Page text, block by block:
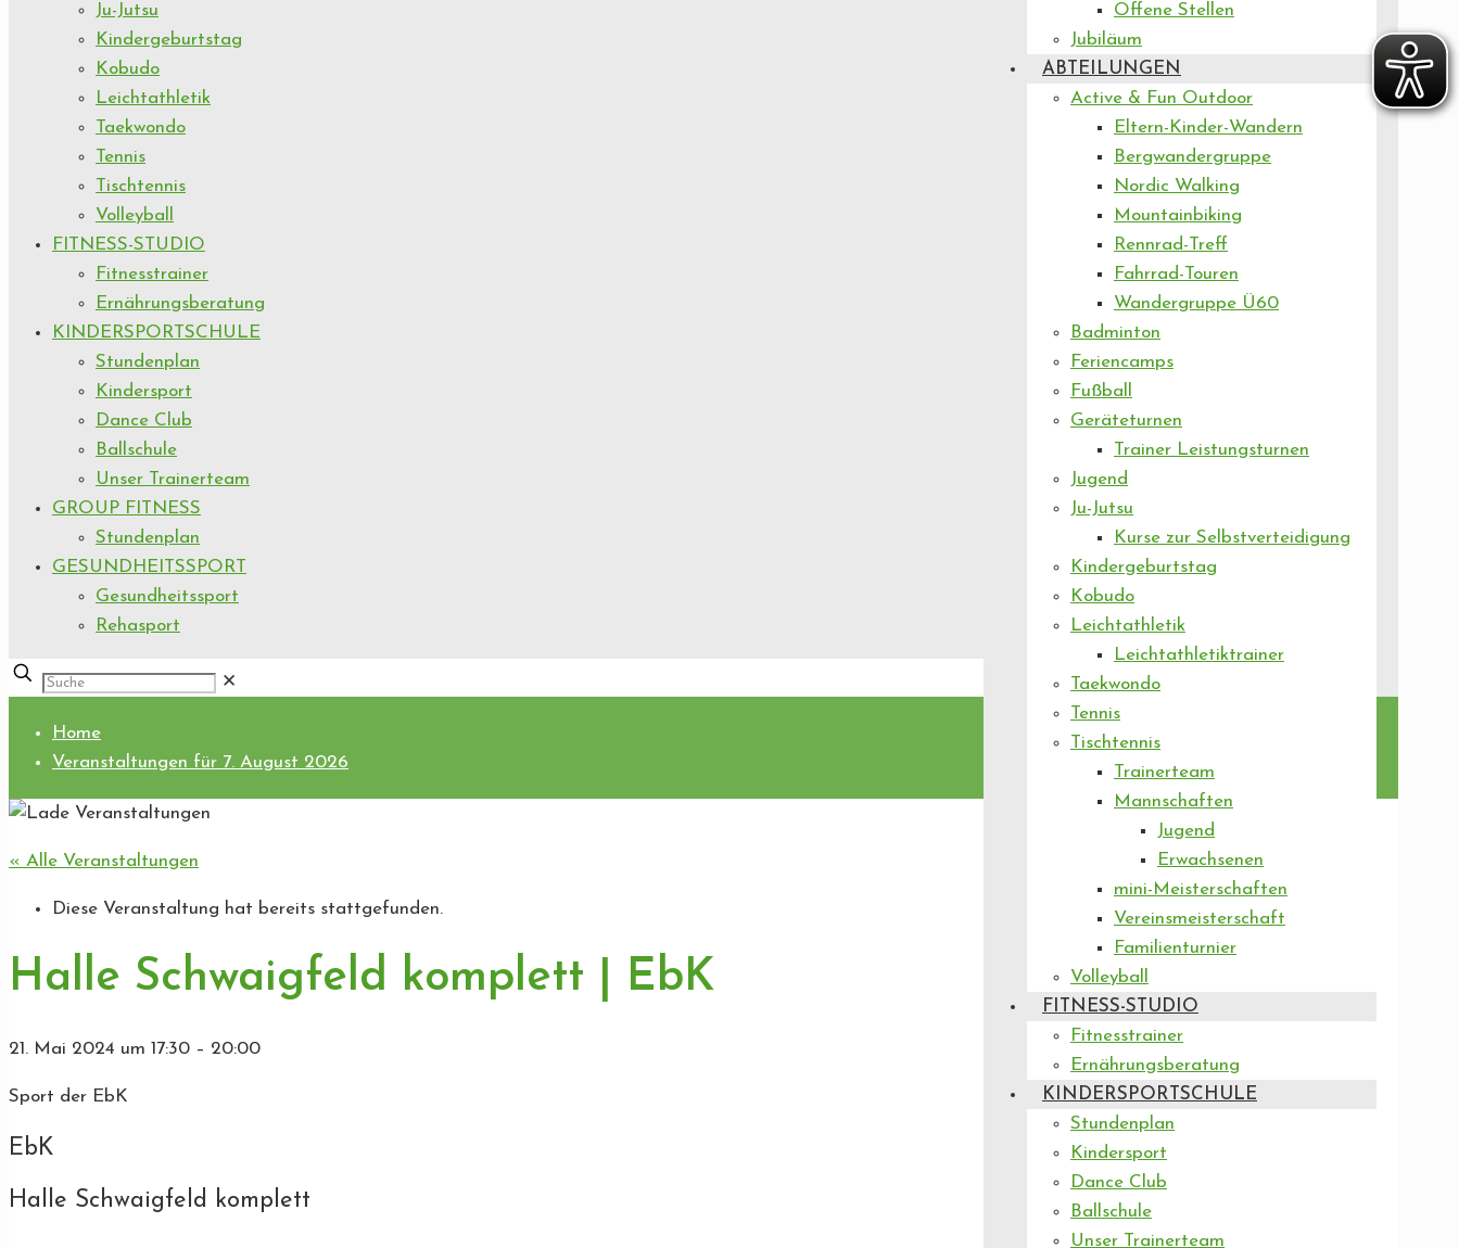
Offene Stellen
Jubiläum
ABTEILUNGEN
Active & Fun Outdoor
Eltern-Kinder-Wandern
Bergwandergruppe
Nordic Walking
Mountainbiking
Rennrad-Treff
Fahrrad-Touren
Wandergruppe Ü60
Badminton
Feriencamps
Fußball
Geräteturnen
Trainer Leistungsturnen
Jugend
Ju-Jutsu
Kurse zur Selbstverteidigung
Kindergeburtstag
Kobudo
Leichtathletik
Leichtathletiktrainer
Taekwondo
Tennis
Tischtennis
Trainerteam
Mannschaften
Jugend
Erwachsenen
mini-Meisterschaften
Vereinsmeisterschaft
Familienturnier
Volleyball
FITNESS-STUDIO
Fitnesstrainer
Ernährungsberatung
KINDERSPORTSCHULE
Stundenplan
Kindersport
Dance Club
Ballschule
Unser Trainerteam
Ju-Jutsu
Kindergeburtstag
Kobudo
Leichtathletik
Taekwondo
Tennis
Tischtennis
Volleyball
FITNESS-STUDIO
Fitnesstrainer
Ernährungsberatung
KINDERSPORTSCHULE
Stundenplan
Kindersport
Dance Club
Ballschule
Unser Trainerteam
GROUP FITNESS
Stundenplan
GESUNDHEITSSPORT
Gesundheitssport
Rehasport
✕
Home
Veranstaltungen für 7. August 2026
« Alle Veranstaltungen
Diese Veranstaltung hat bereits stattgefunden.
Halle Schwaigfeld komplett | EbK
21. Mai 2024 um 17:30 – 20:00
Sport der EbK
EbK
Halle Schwaigfeld komplett